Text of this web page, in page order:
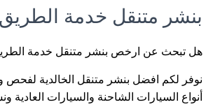
بنشر متنقل خدمة الطريق
هل تبحث عن ارخص بنشر متنقل خدمة
نوفر لكم افضل بنشر متنقل الخالدية لفحص
أنواع السيارات الشاحنة والسيارات العادية